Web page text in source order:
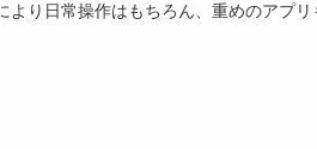
より日常操作はもちろん、重めのアプリ